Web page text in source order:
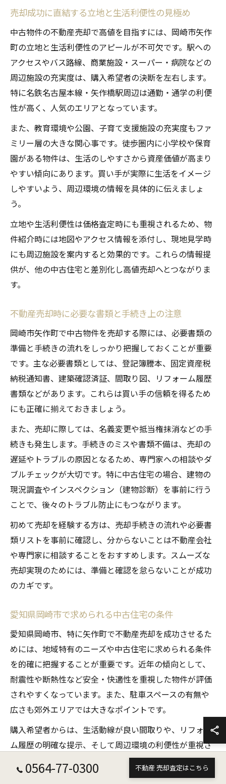
売却成功に直結する立地と生活利便性の見極め
中古物件の不動産売却で高値を目指すには、岡崎市矢作
町の立地と生活利便性のアピールが不可欠です。駅への
アクセスやバス路線、商業施設・スーパー・病院などの
周辺施設の充実度は、購入希望者の決断を左右します。
特に名鉄名古屋本線・矢作橋駅周辺は通勤・通学の利便
性が高く、人気のエリアとなっています。
また、教育環境や公園、子育て支援施設の充実度もファ
ミリー層の大きな関心事です。徒歩圏内に小学校や保育
園がある物件は、生活のしやすさから資産価値が高まり
やすい傾向にあります。買い手が実際に生活をイメージ
しやすいよう、周辺環境の情報を具体的に伝えましょ
う。
立地や生活利便性は価格査定時にも重視されるため、物
件紹介時には地図やアクセス情報を添付し、現地見学時
にも周辺施設を案内すると効果的です。これらの情報提
供が、他の中古住宅と差別化し高値売却へとつながりま
す。
不動産売却時に必要な書類と手続き上の注意
岡崎市矢作町で中古物件を売却する際には、必要書類の
準備と手続きの流れをしっかり把握しておくことが重要
です。主な必要書類としては、登記簿謄本、固定資産税
納税通知書、建築確認済証、間取り図、リフォーム履歴
書類などがあります。これらは買い手の信頼を得るため
にも正確に揃えておきましょう。
また、売却に際しては、名義変更や抵当権抹消などの手
続きも発生します。手続きのミスや書類不備は、売却の
遅延やトラブルの原因となるため、専門家への相談やダ
ブルチェックが大切です。特に中古住宅の場合、建物の
現況調査やインスペクション（建物診断）を事前に行う
ことで、後々のトラブル防止にもつながります。
初めて売却を経験する方は、売却手続きの流れや必要書
類リストを事前に確認し、分からないことは不動産会社
や専門家に相談することをおすすめします。スムーズな
売却実現のためには、準備と確認を怠らないことが成功
のカギです。
愛知県岡崎市で求められる中古住宅の条件
愛知県岡崎市、特に矢作町で不動産売却を成功させるた
めには、地域特有のニーズや中古住宅に求められる条件
を的確に把握することが重要です。近年の傾向として、
耐震性や断熱性など安全・快適性を重視した物件が評価
されやすくなっています。また、駐車スペースの有無や
広さも郊外エリアでは大きなポイントです。
購入希望者からは、生活動線が良い間取りや、リフォー
ム履歴の明確な提示、そして周辺環境の利便性が重視さ
れます。岡崎市矢作町では、徒歩圏内にスーパーや学校
があること、名鉄名古屋本線を利用した通勤・通学のし
0564-77-0300 不動産 売却査定はこちら